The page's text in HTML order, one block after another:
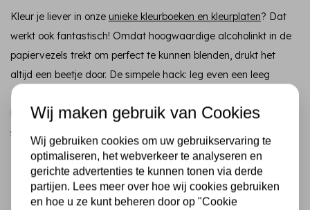
Kleur je liever in onze unieke kleurboeken en kleurplaten? Dat
werkt ook fantastisch! Omdat hoogwaardige alcoholinkt in de
papiervezels trekt om perfect te kunnen blenden, drukt het
altijd een beetje door. De simpele hack: leg even een leeg
(print)papiertje onder je kleurplaat voordat je begint. Zo
bescherm je de volgende pagina en kun jij onbezorgd de meest
sfeervolle woestijntaferelen maken!
Recent bekeken
Wij maken gebruik van Cookies
Wij gebruiken cookies om uw gebruikservaring te
optimaliseren, het webverkeer te analyseren en
gerichte advertenties te kunnen tonen via derde
partijen. Lees meer over hoe wij cookies gebruiken
en hoe u ze kunt beheren door op "Cookie